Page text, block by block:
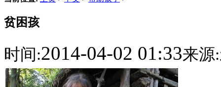
贫困孩
时间:2014-04-02 01:33来源: